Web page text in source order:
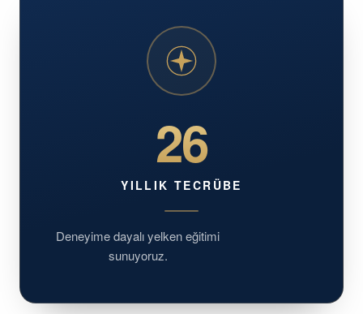
26
YILLIK TECRÜBE
Deneyime dayalı yelken eğitimi
sunuyoruz.